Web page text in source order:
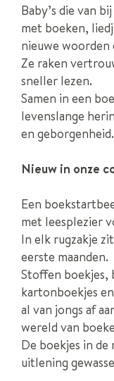
Baby’s die van
met boeken,
nieuwe woorden
Ze raken
sneller lezen.
Samen in een
levenslange
en geborgenheid.
Nieuw in onze
Een
met leesplezier
In elk rugzakje
eerste maanden.
Stoffen boekjes,
kartonboekjes
al van jongs af
wereld van
De boekjes in de
uitlening